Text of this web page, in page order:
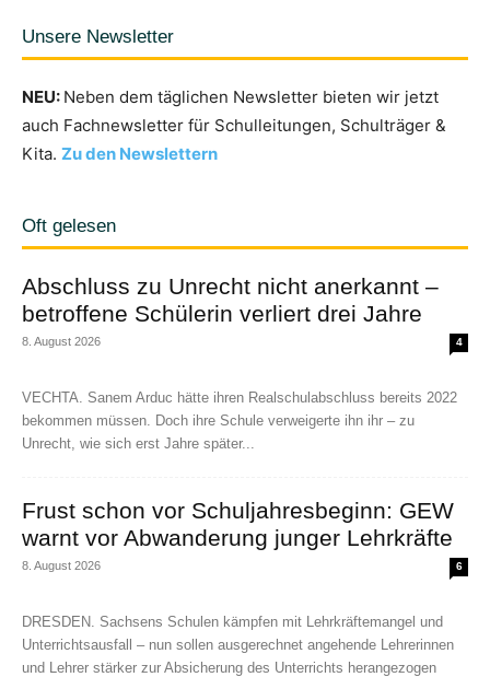
Unsere Newsletter
NEU: Neben dem täglichen Newsletter bieten wir jetzt
auch Fachnewsletter für Schulleitungen, Schulträger &
Kita. Zu den Newslettern
Oft gelesen
Abschluss zu Unrecht nicht anerkannt –
betroffene Schülerin verliert drei Jahre
8. August 2026 4
VECHTA. Sanem Arduc hätte ihren Realschulabschluss bereits 2022
bekommen müssen. Doch ihre Schule verweigerte ihn ihr – zu
Unrecht, wie sich erst Jahre später...
Frust schon vor Schuljahresbeginn: GEW
warnt vor Abwanderung junger Lehrkräfte
8. August 2026 6
DRESDEN. Sachsens Schulen kämpfen mit Lehrkräftemangel und
Unterrichtsausfall – nun sollen ausgerechnet angehende Lehrerinnen
und Lehrer stärker zur Absicherung des Unterrichts herangezogen